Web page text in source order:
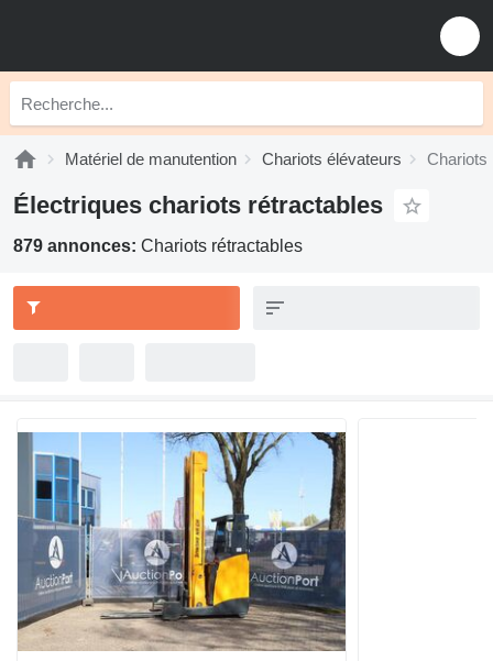
Matériel de manutention Chariots élévateurs Chariots
Électriques chariots rétractables
879 annonces: Chariots rétractables